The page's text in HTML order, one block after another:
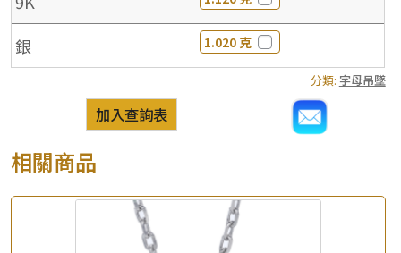
銀 1.020 克
分類: 字母吊墜
加入查詢表
相關商品